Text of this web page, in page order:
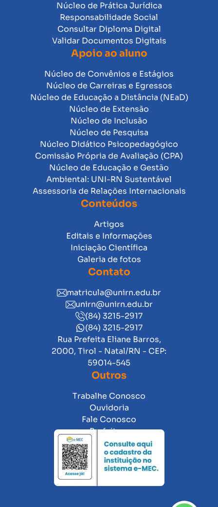
Núcleo de Prática Jurídica
Responsabilidade Social
Consultar Diploma Digital
Validar Documentos Digitais
Apoio ao aluno
Núcleo de Convênios e Estágios
Núcleo de Carreiras e Egressos
Núcleo de Educação a Distância (NEaD)
Núcleo de Extensão
Núcleo de Inclusão
Núcleo de Pesquisa
Núcleo Didático Psicopedagógico
Comissão Própria de Avaliação (CPA)
Núcleo de Educação e Gestão
Ambiental: UNI-RN Sustentável
Assessoria de Relações Internacionais
Conteúdos
Artigos
Editais e Informações
Iniciação Científica
Galeria de fotos
Contato
matricula@unirn.edu.br
unirn@unirn.edu.br
(84) 3215-2917
(84) 3215-2917
Rua Prefeita Eliane Barros,
2000, Tirol - Natal/RN - CEP:
59014-545
Outros
Trabalhe Conosco
Ouvidoria
Fale Conosco
Prefeitura